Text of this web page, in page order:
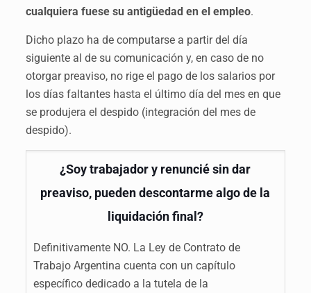
cualquiera fuese su antigüedad en el empleo.
Dicho plazo ha de computarse a partir del día
siguiente al de su comunicación y, en caso de no
otorgar preaviso, no rige el pago de los salarios por
los días faltantes hasta el último día del mes en que
se produjera el despido (integración del mes de
despido).
¿Soy trabajador y renuncié sin dar
preaviso, pueden descontarme algo de la
liquidación final?
Definitivamente NO. La Ley de Contrato de
Trabajo Argentina cuenta con un capítulo
específico dedicado a la tutela de la